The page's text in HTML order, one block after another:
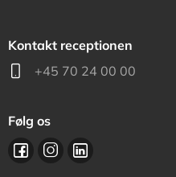
Kontakt receptionen
+45 70 24 00 00
Følg os